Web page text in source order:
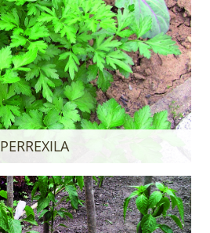
PERREXILA